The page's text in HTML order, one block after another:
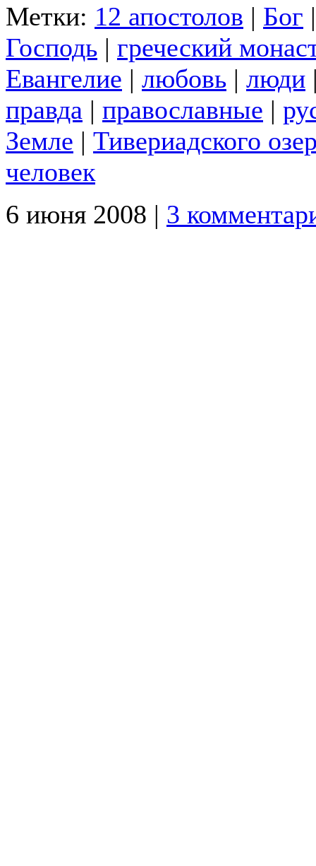
Метки: 12 апостолов | Бог
Господь | греческий
Евангелие | любовь | люди
правда | православные |
Земле | Тивериадского
человек
6 июня 2008 | 3